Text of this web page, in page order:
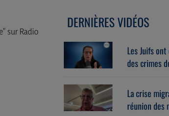
sur Radio
DERNIÈRES VIDÉOS
Les Juifs
des crimes
Sébastien
La crise
réunion des